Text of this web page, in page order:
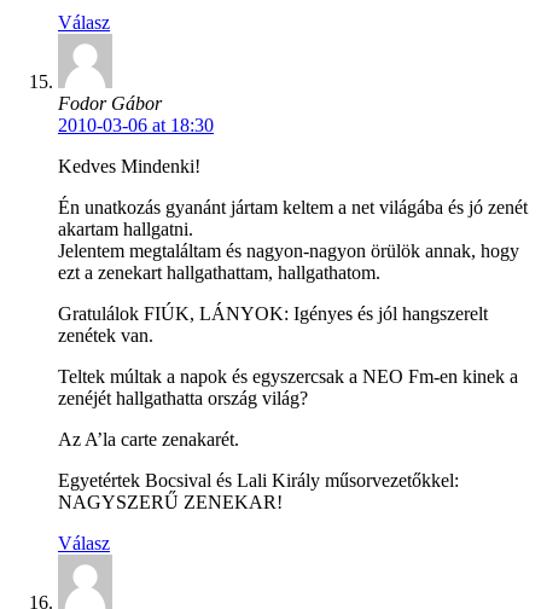
Válasz
Fodor Gábor
2010-03-06 at 18:30
Kedves Mindenki!
Én unatkozás gyanánt jártam keltem a net világába és jó zenét
akartam hallgatni.
Jelentem megtaláltam és nagyon-nagyon örülök annak, hogy
ezt a zenekart hallgathattam, hallgathatom.
Gratulálok FIÚK, LÁNYOK: Igényes és jól hangszerelt
zenétek van.
Teltek múltak a napok és egyszercsak a NEO Fm-en kinek a
zenéjét hallgathatta ország világ?
Az A’la carte zenakarét.
Egyetértek Bocsival és Lali Király műsorvezetőkkel:
NAGYSZERŰ ZENEKAR!
Válasz